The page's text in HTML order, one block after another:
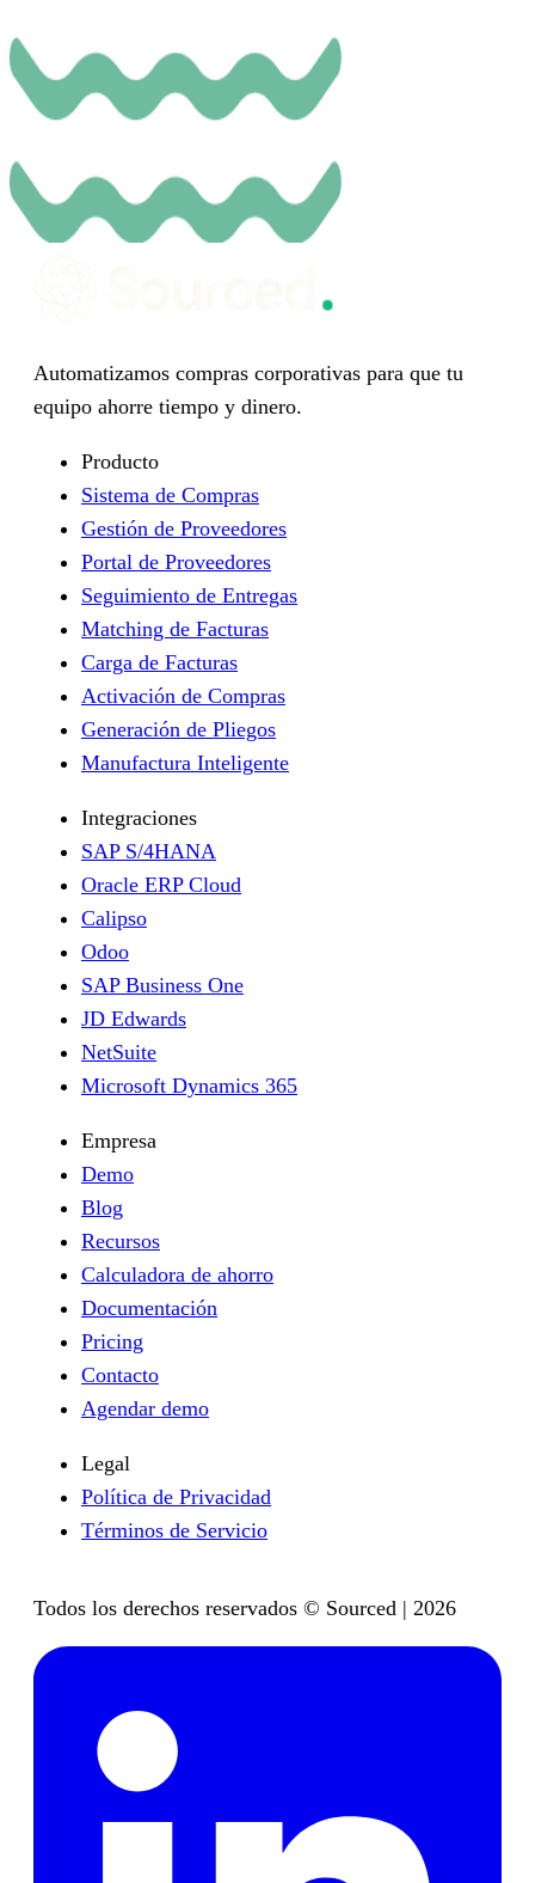
Automatizamos compras corporativas para que tu
equipo ahorre tiempo y dinero.
Producto
Sistema de Compras
Gestión de Proveedores
Portal de Proveedores
Seguimiento de Entregas
Matching de Facturas
Carga de Facturas
Activación de Compras
Generación de Pliegos
Manufactura Inteligente
Integraciones
SAP S/4HANA
Oracle ERP Cloud
Calipso
Odoo
SAP Business One
JD Edwards
NetSuite
Microsoft Dynamics 365
Empresa
Demo
Blog
Recursos
Calculadora de ahorro
Documentación
Pricing
Contacto
Agendar demo
Legal
Política de Privacidad
Términos de Servicio
Todos los derechos reservados © Sourced | 2026